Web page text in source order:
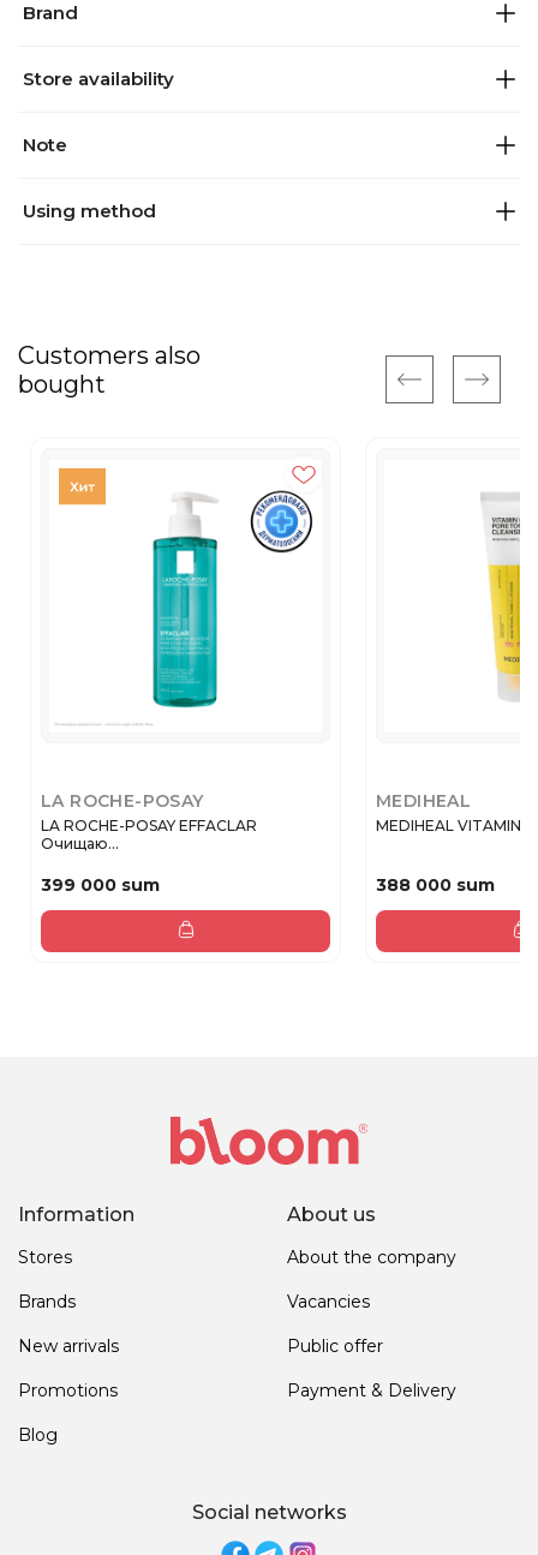
Brand
Store availability
Note
Using method
Customers also
bought
LA ROCHE-POSAY
LA ROCHE-POSAY EFFACLAR
Очищаю...
399 000 sum
MEDIHEAL
MEDIHEAL VITAMIN
388 000 sum
Information
Stores
Brands
New arrivals
Promotions
Blog
About us
About the company
Vacancies
Public offer
Payment & Delivery
Social networks